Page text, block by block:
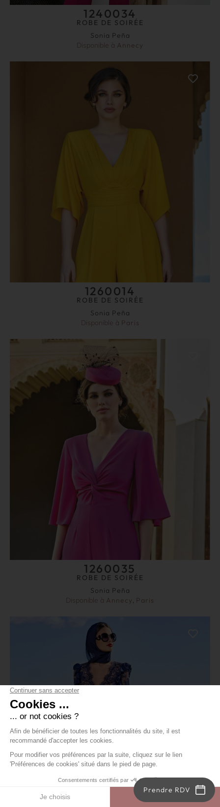
Prendre RDV
1240034
ROBE DE SOIRÉE
Sonia Peña
Disponible à Annecy
1260014
ROBE DE SOIRÉE
Sonia Peña
Disponible à Paris
1260035
ROBE DE SOIRÉE
Sonia Peña
Disponible à Annecy, Paris